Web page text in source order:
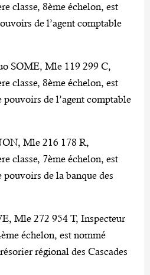
classe, 8ème échelon, est
de l’agent comptable
SOME, Mle 119 299 C,
classe, 8ème échelon, est
pouvoirs de l’agent comptable
Mle 216 178 R,
classe, 7ème échelon, est
de la banque des
Mle 272 954 T, Inspecteur
échelon, est nommé
régional des Cascades